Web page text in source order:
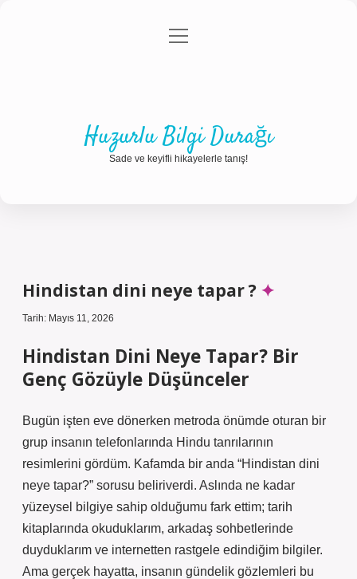
Gizlilik Politikası
menüyü
Huzurlu Bilgi Durağı
Sade ve keyifli hikayelerle tanış!
Hindistan dini neye tapar ?
Tarih: Mayıs 11, 2026
Hindistan Dini Neye Tapar? Bir
Genç Gözüyle Düşünceler
Bugün işten eve dönerken metroda önümde oturan bir
grup insanın telefonlarında Hindu tanrılarının
resimlerini gördüm. Kafamda bir anda “Hindistan dini
neye tapar?” sorusu beliriverdi. Aslında ne kadar
yüzeysel bilgiye sahip olduğumu fark ettim; tarih
kitaplarında okuduklarım, arkadaş sohbetlerinde
duyduklarım ve internetten rastgele edindiğim bilgiler.
Ama gerçek hayatta, insanın gündelik gözlemleri bu